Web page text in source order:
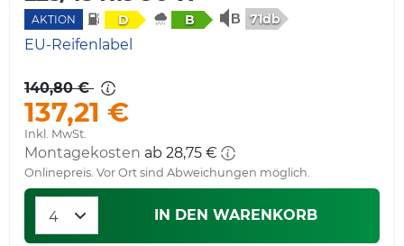
AKTION D B 71db
EU-Reifenlabel
140,80 €
137,21 €
Inkl. MwSt.
Montagekosten ab 28,75 €
Onlinepreis. Vor Ort sind Abweichungen möglich.
IN DEN WARENKORB